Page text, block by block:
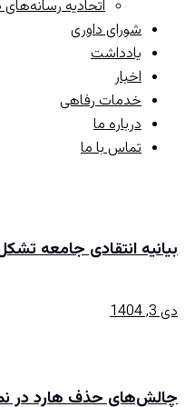
اتحادیه
شورای داوری
یادداشت
اخبار
خدمات رفاهی
درباره ما
تماس با ما
بیانیه انتقادی جامعه
دی 3, 1404
چالش‌های حذف هارد در